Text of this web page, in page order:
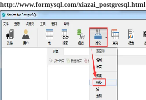
http://www.formysql.com/xiazai_postgresql.html